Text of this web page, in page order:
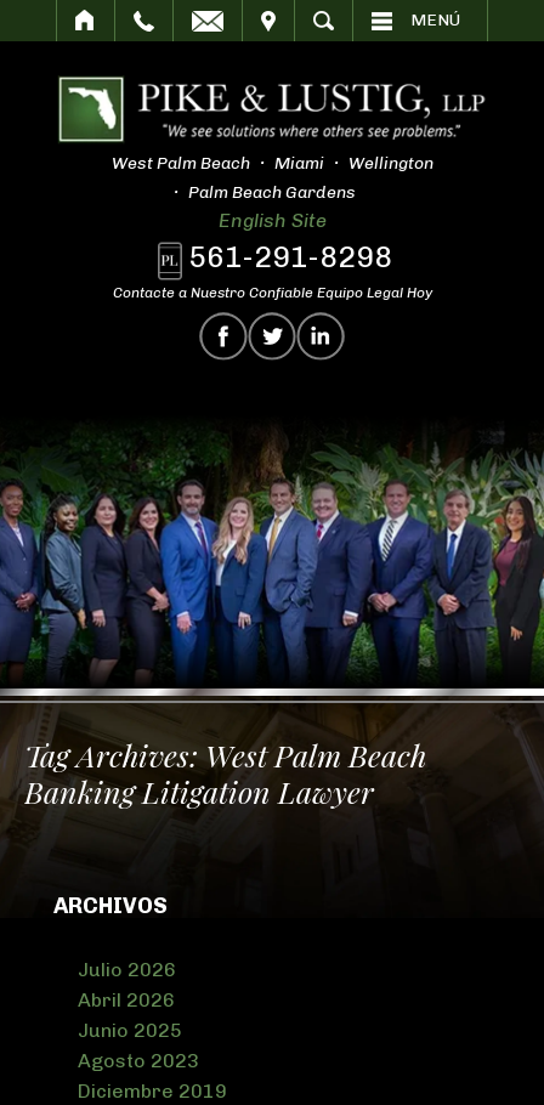
BUSCAR MENÚ
West Palm Beach Miami
Wellington
Palm Beach Gardens
English Site
561-291-8298
Contacte a Nuestro Confiable Equipo Legal Hoy
Tag Archives: West Palm Beach
Banking Litigation Lawyer
ARCHIVOS
Julio 2026
Abril 2026
Junio 2025
Agosto 2023
Diciembre 2019